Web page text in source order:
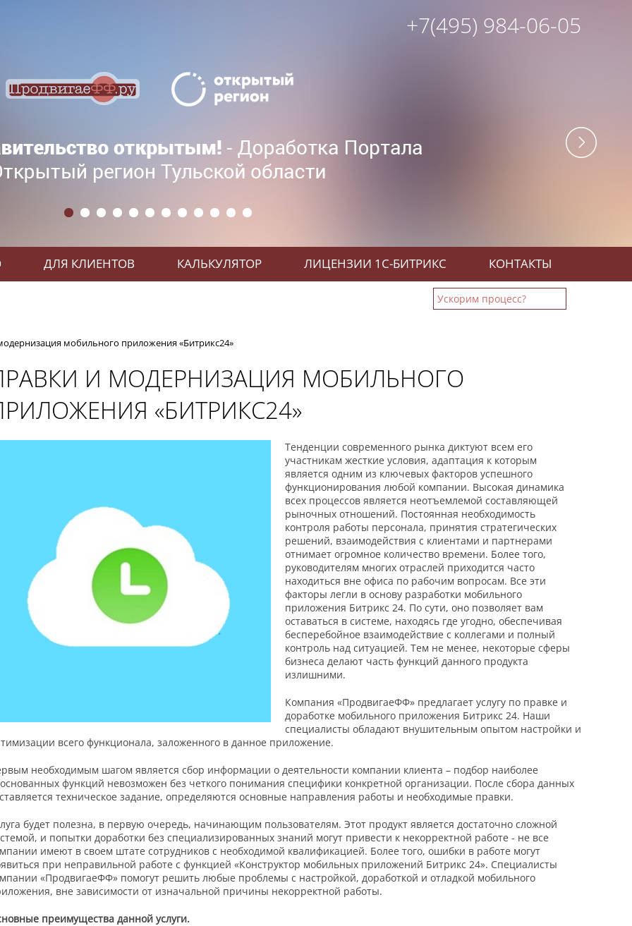
+7(495) 984-06-05
ДЛЯ КЛИЕНТОВ КАЛЬКУЛЯТОР ЛИЦЕНЗИИ 1С-БИТРИКС КОНТАКТЫ
мобильного приложения «Битрикc24»
И МОДЕРНИЗАЦИЯ МОБИЛЬНОГО
«БИТРИКC24»
Тенденции современного рынка диктуют всем его
участникам жесткие условия, адаптация к которым
является одним из ключевых факторов успешного
функционирования любой компании. Высокая динамика
всех процессов является неотъемлемой составляющей
рыночных отношений. Постоянная необходимость
контроля работы персонала, принятия стратегических
решений, взаимодействия с клиентами и партнерами
отнимает огромное количество времени. Более того,
руководителям многих отраслей приходится часто
находиться вне офиса по рабочим вопросам. Все эти
факторы легли в основу разработки мобильного
приложения Битрикс 24. По сути, оно позволяет вам
оставаться в системе, находясь где угодно, обеспечивая
бесперебойное взаимодействие с коллегами и полный
контроль над ситуацией. Тем не менее, некоторые сферы
бизнеса делают часть функций данного продукта
излишними.
Компания «ПродвигаеФФ» предлагает услугу по правке и
доработке мобильного приложения Битрикс 24. Наши
специалисты обладают внушительным опытом настройки и
всего функционала, заложенного в данное приложение.
необходимым шагом является сбор информации о деятельности компании клиента – подбор наиболее
функций невозможен без четкого понимания специфики конкретной организации. После сбора данных
техническое задание, определяются основные направления работы и необходимые правки.
будет полезна, в первую очередь, начинающим пользователям. Этот продукт является достаточно сложной
и попытки доработки без специализированных знаний могут привести к некорректной работе - не все
имеют в своем штате сотрудников с необходимой квалификацией. Более того, ошибки в работе могут
при неправильной работе с функцией «Конструктор мобильных приложений Битрикс 24». Специалисты
«ПродвигаеФФ» помогут решить любые проблемы с настройкой, доработкой и отладкой мобильного
вне зависимости от изначальной причины некорректной работы.
преимущества данной услуги.